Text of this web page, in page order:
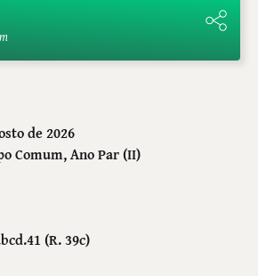
de 2026
Comum, Ano Par (II)
(R. 39c)